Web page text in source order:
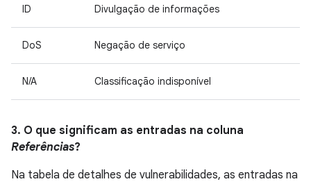
ID Divulgação de informações
DoS Negação de serviço
N/A Classificação indisponível
3. O que significam as entradas na coluna
Referências?
Na tabela de detalhes de vulnerabilidades, as entradas na